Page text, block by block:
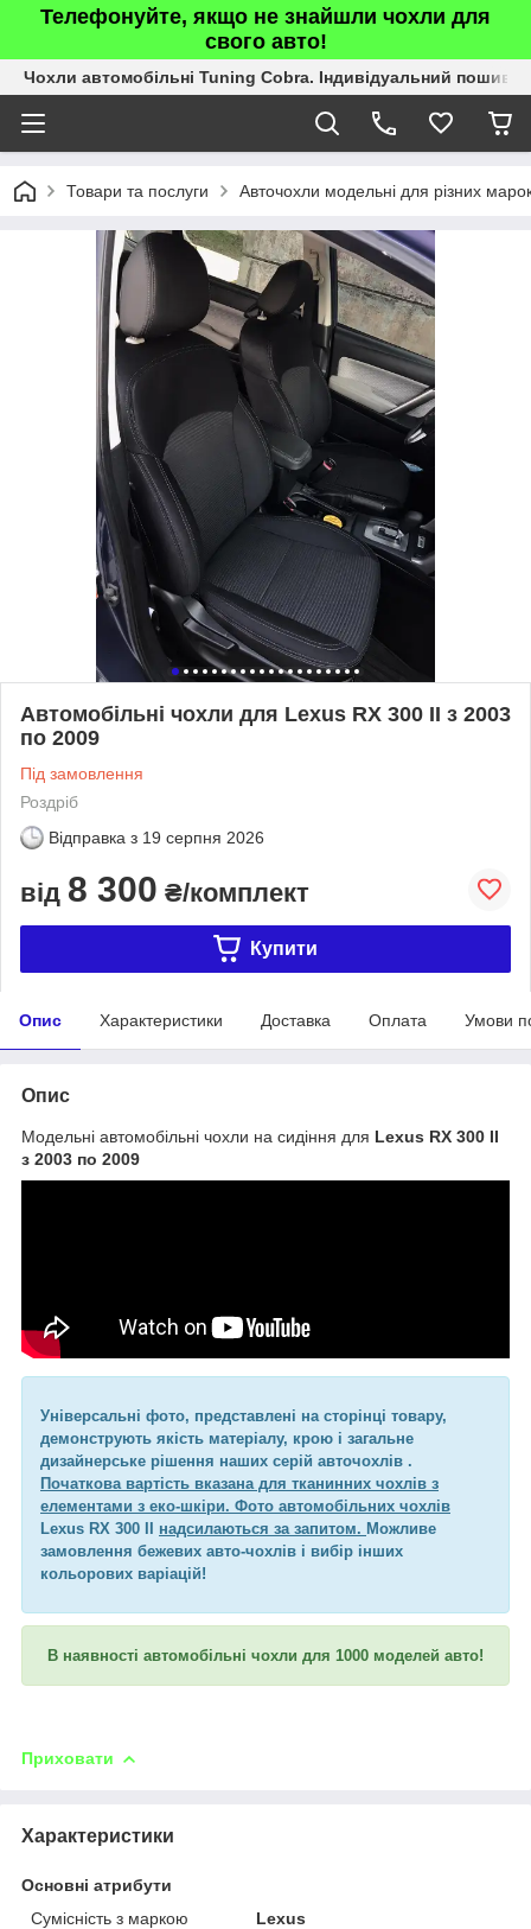
Телефонуйте, якщо не знайшли чохли для
свого авто!
Чохли автомобільні Tuning Cobra. Індивідуальний пошив.
Товари та послуги Авточохли модельні для різних
Автомобільні чохли для Lexus RX 300 II з 2003
по 2009
Під замовлення
Роздріб
Відправка з 19 серпня 2026
від 8 300 ₴/комплект
Купити
Опис Характеристики Доставка Оплата Умови
Опис
Модельні автомобільні чохли на сидіння для Lexus RX 300 II
з 2003 по 2009
Універсальні фото, представлені на сторінці товару,
демонструють якість матеріалу, крою і загальне
дизайнерське рішення наших серій авточохлів .
Початкова вартість вказана для тканинних чохлів з
елементами з еко-шкіри. Фото автомобільних чохлів
Lexus RX 300 II надсилаються за запитом. Можливе
замовлення бежевих авто-чохлів і вибір інших
кольорових варіацій!
В наявності автомобільні чохли для 1000 моделей авто!
Приховати
Характеристики
Основні атрибути
Сумісність з маркою
Lexus